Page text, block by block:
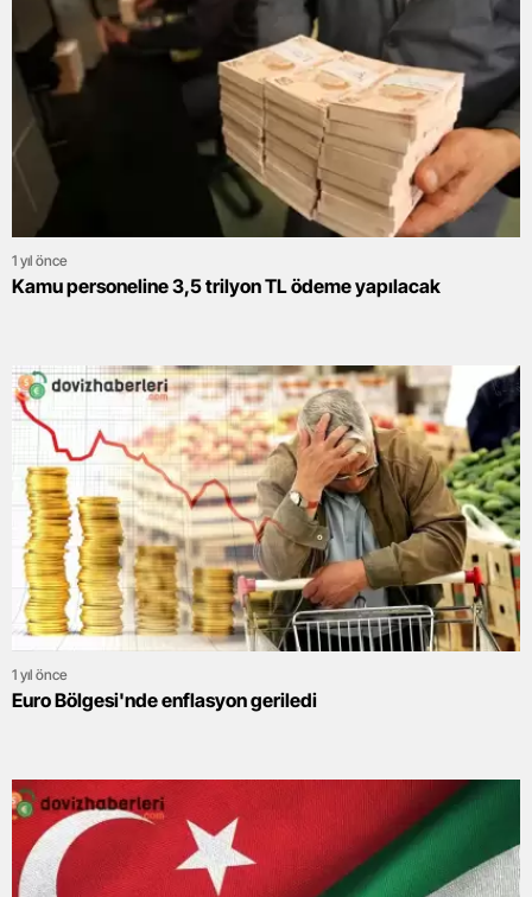
1 yıl önce
Kamu personeline 3,5 trilyon TL ödeme yapılacak
1 yıl önce
Euro Bölgesi'nde enflasyon geriledi